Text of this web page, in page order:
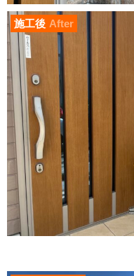
施工後 After